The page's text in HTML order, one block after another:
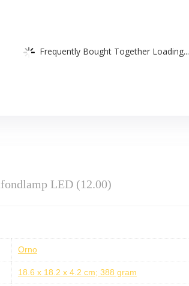
Frequently Bought Together Loading...
LED (12.00)
Orno
18.6 x 18.2 x 4.2 cm; 388 gram